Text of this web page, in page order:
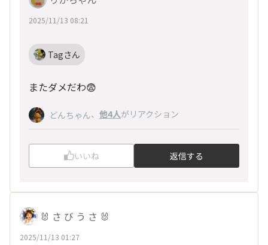
2025/11/13 08:21
Tagさん
またダメだわ😨
どんちゃん、 他4人がリアクション
いいね 返信する
🐰 さ び う さ 🐰
2025/11/13 01:27